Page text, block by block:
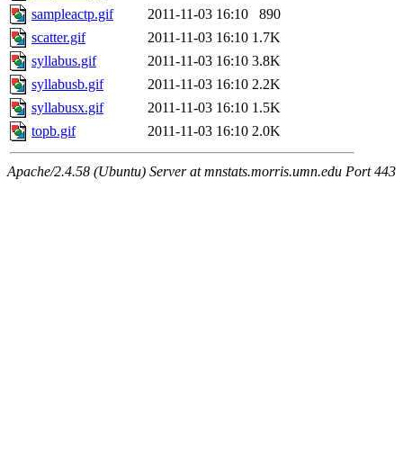
sampleactp.gif
2011-11-03 16:10
890
scatter.gif
2011-11-03 16:10 1.7K
syllabus.gif
2011-11-03 16:10 3.8K
syllabusb.gif
2011-11-03 16:10 2.2K
syllabusx.gif
2011-11-03 16:10 1.5K
topb.gif
2011-11-03 16:10 2.0K
Apache/2.4.58 (Ubuntu) Server at mnstats.morris.umn.edu Port 443